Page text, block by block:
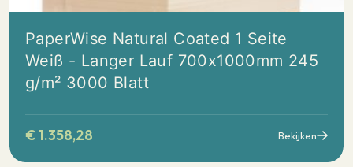
PaperWise Natural Coated 1 Seite
Weiß - Langer Lauf 700x1000mm 245
g/m² 3000 Blatt
€1.358,28 Bekijken